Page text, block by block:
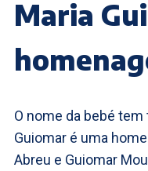
Maria
O nome da bebé
Guiomar é uma
Abreu e Guiomar